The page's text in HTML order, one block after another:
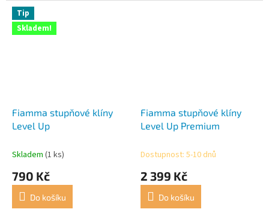
Tip
Skladem!
Fiamma stupňové klíny
Level Up
Skladem (1 ks)
790 Kč
Do košíku
Fiamma stupňové klíny
Level Up Premium
Dostupnost: 5-10 dnů
2 399 Kč
Do košíku